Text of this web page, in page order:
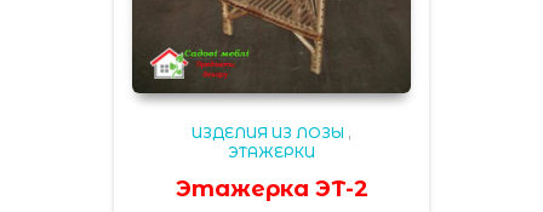
ИЗДЕЛИЯ ИЗ ЛОЗЫ ,
ЭТАЖЕРКИ
Этажерка ЭТ-2